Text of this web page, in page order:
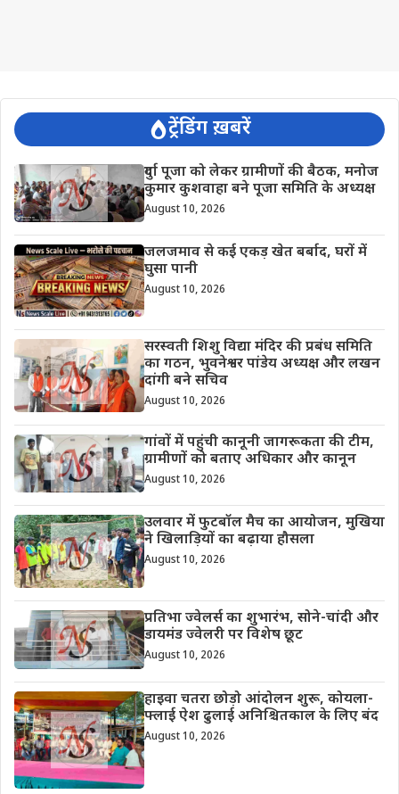
ट्रेंडिंग ख़बरें
दुर्गा पूजा को लेकर ग्रामीणों की बैठक, मनोज
कुमार कुशवाहा बने पूजा समिति के अध्यक्ष
August 10, 2026
जलजमाव से कई एकड़ खेत बर्बाद, घरों में
घुसा पानी
August 10, 2026
सरस्वती शिशु विद्या मंदिर की प्रबंध समिति
का गठन, भुवनेश्वर पांडेय अध्यक्ष और लखन
दांगी बने सचिव
August 10, 2026
गांवों में पहुंची कानूनी जागरूकता की टीम,
ग्रामीणों को बताए अधिकार और कानून
August 10, 2026
उलवार में फुटबॉल मैच का आयोजन, मुखिया
ने खिलाड़ियों का बढ़ाया हौसला
August 10, 2026
प्रतिभा ज्वेलर्स का शुभारंभ, सोने-चांदी और
डायमंड ज्वेलरी पर विशेष छूट
August 10, 2026
हाइवा चतरा छोड़ो आंदोलन शुरू, कोयला-
फ्लाई ऐश ढुलाई अनिश्चितकाल के लिए बंद
August 10, 2026